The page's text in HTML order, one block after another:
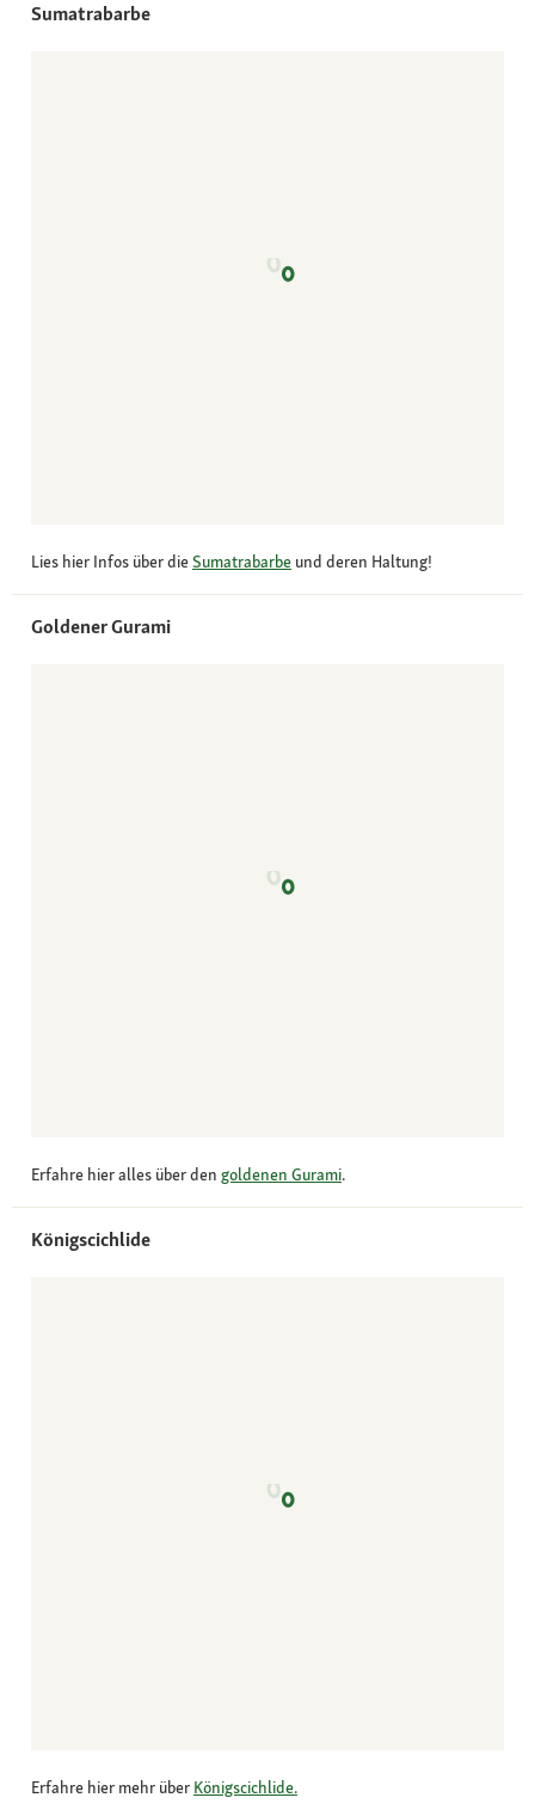
Sumatrabarbe
Lies hier Infos über dieSumatrabarbe und deren Haltung!
Goldener Gurami
Erfahre hier alles über den goldenen Gurami.
Königscichlide
Erfahre hier mehr über Königscichlide.